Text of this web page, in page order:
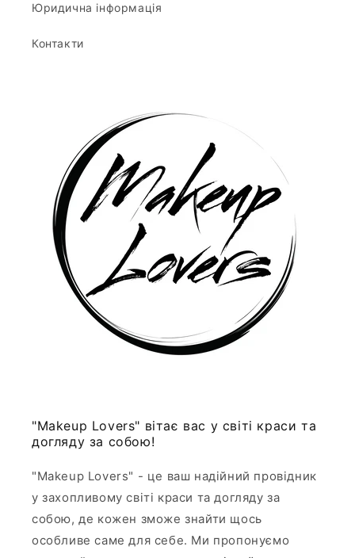
Юридична інформація
Контакти
"Makeup Lovers" вітає вас у світі краси та
догляду за собою!
"Makeup Lovers" - це ваш надійний провідник
у захопливому світі краси та догляду за
собою, де кожен зможе знайти щось
особливе саме для себе. Ми пропонуємо